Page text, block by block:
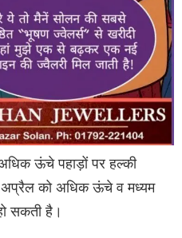
ऊंचे पहाड़ों पर हल्की
अप्रैल को अधिक ऊंचे व मध्यम
सकती है।